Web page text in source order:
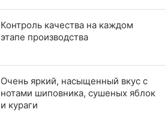
Контроль качества на каждом
этапе производства
Очень яркий, насыщенный вкус с
нотами шиповника, сушеных яблок
и кураги